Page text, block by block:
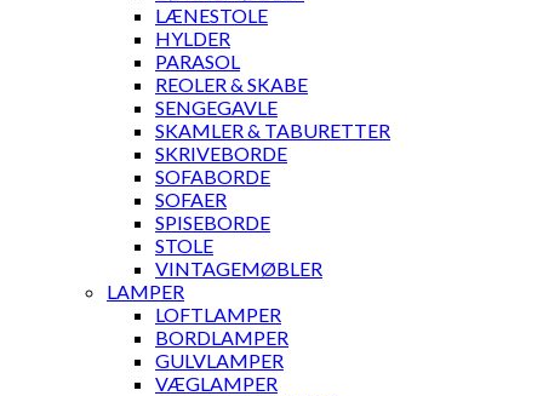
LÆNESTOLE
HYLDER
PARASOL
REOLER & SKABE
SENGEGAVLE
SKAMLER & TABURETTER
SKRIVEBORDE
SOFABORDE
SOFAER
SPISEBORDE
STOLE
VINTAGEMØBLER
LAMPER
LOFTLAMPER
BORDLAMPER
GULVLAMPER
VÆGLAMPER